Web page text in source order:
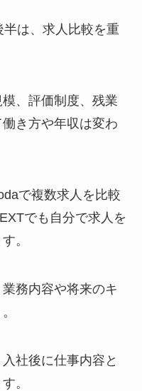
は、求人比較を重
、評価制度、残業
き方や年収は変わ
で複数求人を比較
でも自分で求人を
。
務内容や将来のキ
社後に仕事内容と
。